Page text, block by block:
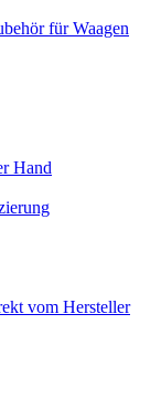
für Waagen
Hand
vom Hersteller